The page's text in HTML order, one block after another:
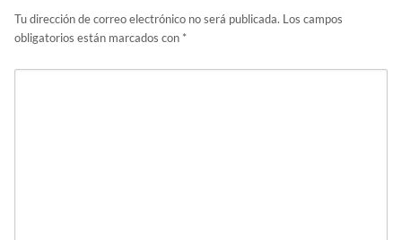
Tu dirección de correo electrónico no será publicada. Los campos
obligatorios están marcados con *